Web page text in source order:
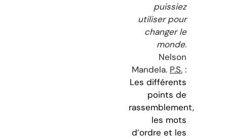
puissiez
utiliser pour
changer le
monde.
Nelson
Mandela. P.S. :
Les différents
points de
rassemblement,
les mots
d’ordre et les